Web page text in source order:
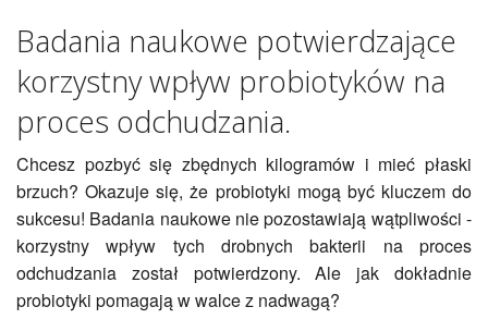
Badania naukowe potwierdzające
korzystny wpływ probiotyków na
proces odchudzania.
Chcesz pozbyć się zbędnych kilogramów i mieć płaski
brzuch? Okazuje się, że probiotyki mogą być kluczem do
sukcesu! Badania naukowe nie pozostawiają wątpliwości -
korzystny wpływ tych drobnych bakterii na proces
odchudzania został potwierdzony. Ale jak dokładnie
probiotyki pomagają w walce z nadwagą?